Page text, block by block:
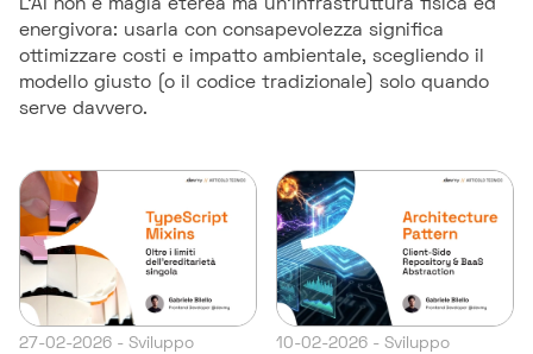
L'AI non è magia eterea ma un'infrastruttura fisica ed
energivora: usarla con consapevolezza significa
ottimizzare costi e impatto ambientale, scegliendo il
modello giusto (o il codice tradizionale) solo quando
serve davvero.
27-02-2026 - Sviluppo 10-02-2026 - Sviluppo